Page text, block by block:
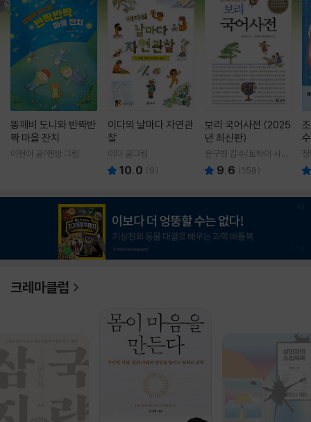
똥깨비 도니와 반짝반
짝 마을 잔치
이현아 글/핸짱 그림
이다의 날마다 자연관
찰
이다 글그림
10.0 (9)
보리 국어사전 (2025
년 최신판)
윤구병 감수/토박이 사전
편찬실 편
9.6 (158)
크레마클럽